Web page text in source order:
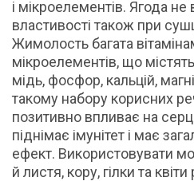
і мікроелементів. Ягода не
властивості також при
Жимолость багата
мікроелементів, що
мідь, фосфор, кальцій,
такому набору корисних
позитивно впливає на
піднімає імунітет і має
ефект. Використовувати
й листя, кору, гілки та